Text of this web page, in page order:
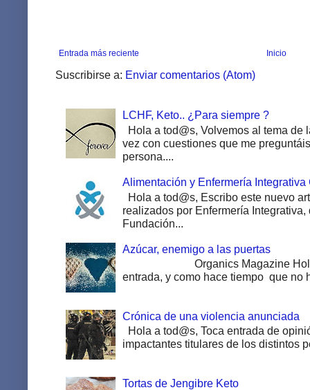
Entrada más reciente Inicio
Suscribirse a: Enviar comentarios (Atom)
LCHF, Keto.. ¿Para siempre ?
Hola a tod@s, Volvemos al tema de
vez con cuestiones que me
persona....
Alimentación y Enfermería Integrativa
Hola a tod@s, Escribo este nuevo
realizados por Enfermería
Fundación...
Azúcar, enemigo a las puertas
Organics Magazine Hola a
entrada, y como hace tiempo que no
Crónica de una violencia anunciada
Hola a tod@s, Toca entrada de
impactantes titulares de los distintos
Tortas de Jengibre Keto